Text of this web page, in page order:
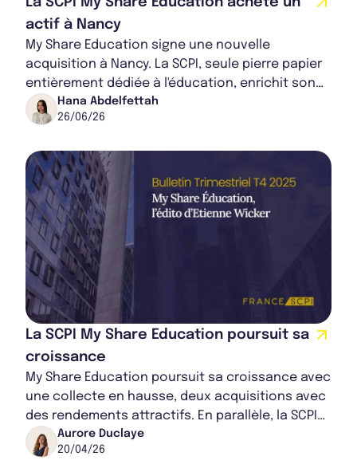
actif à Nancy
My Share Education signe une nouvelle
acquisition à Nancy. La SCPI, seule pierre papier
entièrement dédiée à l'éducation, enrichit son
portefeuille avec un actif de 2.600 m², entiè...
Hana Abdelfettah
26/06/26
La SCPI My Share Education poursuit sa
croissance
My Share Education poursuit sa croissance avec
une collecte en hausse, deux acquisitions avec
des rendements attractifs. En parallèle, la SCPI
affiche une performance locative stab...
Aurore Duclaye
20/04/26